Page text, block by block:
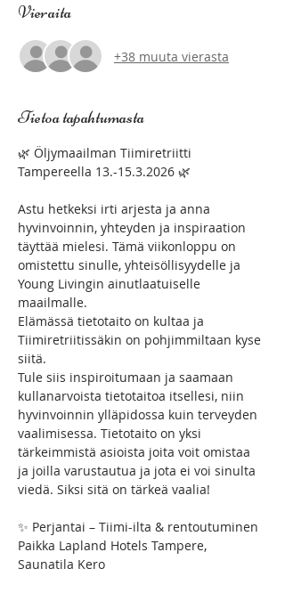
Vieraita
+38 muuta vierasta
Tietoa tapahtumasta
🌿 Öljymaailman Tiimiretriitti
Tampereella 13.-15.3.2026 🌿
Astu hetkeksi irti arjesta ja anna
hyvinvoinnin, yhteyden ja inspiraation
täyttää mielesi. Tämä viikonloppu on
omistettu sinulle, yhteisöllisyydelle ja
Young Livingin ainutlaatuiselle
maailmalle.
Elämässä tietotaito on kultaa ja
Tiimiretriitissäkin on pohjimmiltaan kyse
siitä.
Tule siis inspiroitumaan ja saamaan
kullanarvoista tietotaitoa itsellesi, niin
hyvinvoinnin ylläpidossa kuin terveyden
vaalimisessa. Tietotaito on yksi
tärkeimmistä asioista joita voit omistaa
ja joilla varustautua ja jota ei voi sinulta
viedä. Siksi sitä on tärkeä vaalia!
✨ Perjantai – Tiimi-ilta & rentoutuminen
Paikka Lapland Hotels Tampere,
Saunatila Kero